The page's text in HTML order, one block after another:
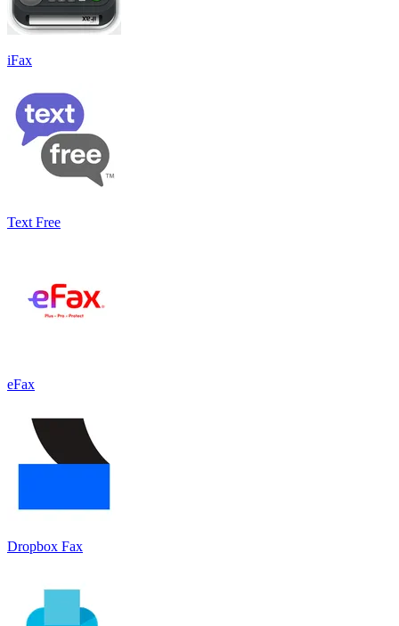
iFax
Text Free
eFax
Dropbox Fax